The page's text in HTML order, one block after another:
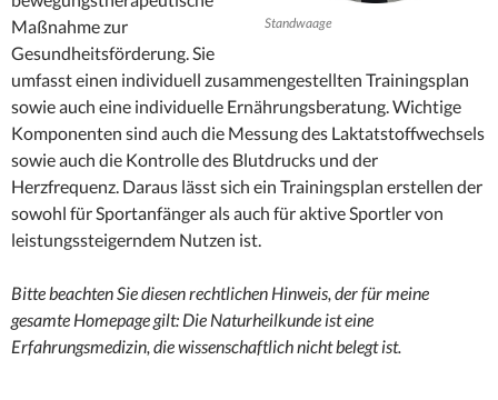
Standwaage
Maßnahme zur
Gesundheitsförderung. Sie
umfasst einen individuell zusammengestellten Trainingsplan
sowie auch eine individuelle Ernährungsberatung. Wichtige
Komponenten sind auch die Messung des Laktatstoffwechsels
sowie auch die Kontrolle des Blutdrucks und der
Herzfrequenz. Daraus lässt sich ein Trainingsplan erstellen der
sowohl für Sportanfänger als auch für aktive Sportler von
leistungssteigerndem Nutzen ist.
Bitte beachten Sie diesen rechtlichen Hinweis, der für meine
gesamte Homepage gilt: Die Naturheilkunde ist eine
Erfahrungsmedizin, die wissenschaftlich nicht belegt ist.